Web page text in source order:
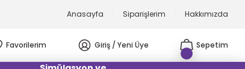
Anasayfa Siparişlerim Hakkımızda
Favorilerim Giriş / Yeni Üye Sepetim